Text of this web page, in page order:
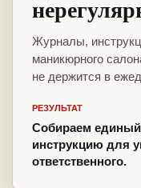
Журналы,
маникюрного
не держится в
РЕЗУЛЬТАТ
Собираем единый
инструкцию для
ответственного.